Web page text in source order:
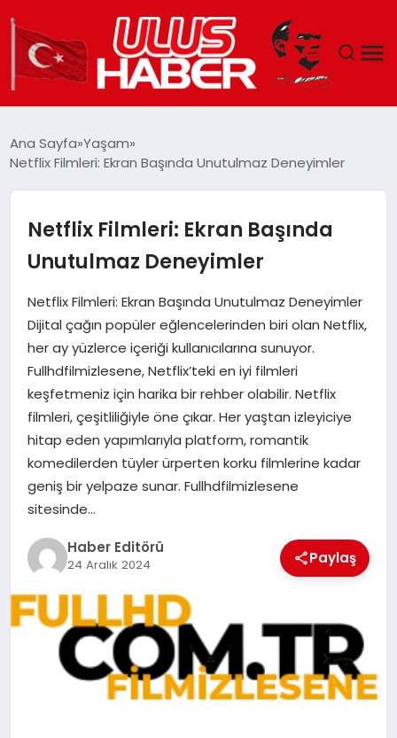
EKONOMI
SIYASET
EĞITIM
MAGAZIN
SPOR
YAŞAM
Ana Sayfa Yaşam
Netflix Filmleri: Ekran Başında Unutulmaz Deneyimler
Netflix Filmleri: Ekran Başında
Unutulmaz Deneyimler
Netflix Filmleri: Ekran Başında Unutulmaz Deneyimler
Dijital çağın popüler eğlencelerinden biri olan Netflix,
her ay yüzlerce içeriği kullanıcılarına sunuyor.
Fullhdfilmizlesene, Netflix’teki en iyi filmleri
keşfetmeniz için harika bir rehber olabilir. Netflix
filmleri, çeşitliliğiyle öne çıkar. Her yaştan izleyiciye
hitap eden yapımlarıyla platform, romantik
komedilerden tüyler ürperten korku filmlerine kadar
geniş bir yelpaze sunar. Fullhdfilmizlesene
sitesinde…
Haber Editörü
24 Aralık 2024 Paylaş